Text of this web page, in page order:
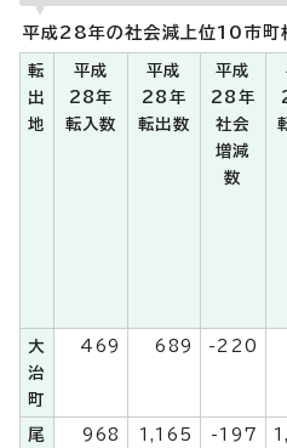
平成28年の社会減上位10市町村
転
出
地
平成
28年
転入数
平成
28年
転出数
平成
28年
社会
増減
数
大
治
町
469 689 -220
尾
968 1,165 -197